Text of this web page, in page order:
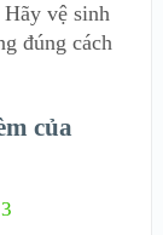
vệ sinh
đúng cách
của